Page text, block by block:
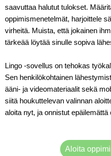
saavuttaa halutut tulokset.
oppimismenetelmät, harjoittele
virheitä. Muista, että jokainen
tärkeää löytää sinulle sopiva
Lingo -sovellus on tehokas
Sen henkilökohtainen
ääni- ja videomateriaalit sekä
siitä houkuttelevan valinnan
aloita nyt, ja onnistut epäilemättä
Aloita